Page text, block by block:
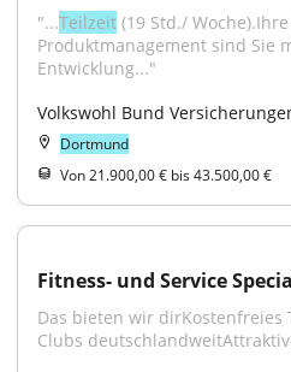
"...Teilzeit (19 Std./
Produktmanagement sind Sie
Entwicklung..."
Volkswohl Bund
Dortmund
Von 21.900,00 € bis 43.500,00 €
Fitness- und Service
Das bieten wir
Clubs